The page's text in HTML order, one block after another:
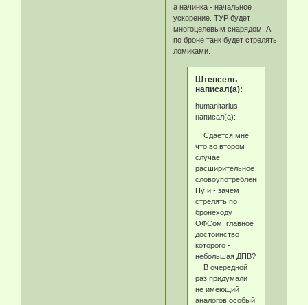
а начинка - начальное
ускорение. ТУР будет
многоцелевым снарядом. А
по броне танк будет стрелять
ломиками.
Штепсель
написал(а):
humanitarius
написал(а):
Сдается мне,
что во втором
случае
расширительное
словоупотребление.
Ну и - зачем
стрелять по
бронеходу
ОФСом, главное
достоинство
которого -
небольшая ДПВ?
В очередной
раз придумали
не имеющий
аналогов особый